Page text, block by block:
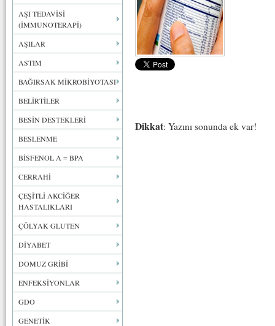
AŞI TEDAVİSİ
(İMMUNOTERAPİ)
AŞILAR
ASTIM
BAĞIRSAK MİKROBİYOTASI
BELİRTİLER
BESİN DESTEKLERİ
BESLENME
BİSFENOL A = BPA
CERRAHİ
ÇEŞİTLİ AKCİĞER
HASTALIKLARI
ÇÖLYAK GLUTEN
DİYABET
DOMUZ GRİBİ
ENFEKSİYONLAR
GDO
GENETİK
Dikkat: Yazını sonunda ek var!